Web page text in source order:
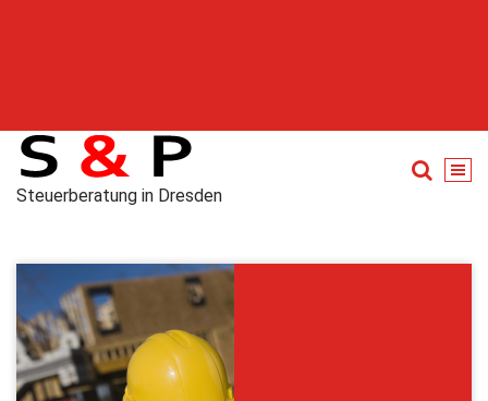
Steuerberatung in Dresden